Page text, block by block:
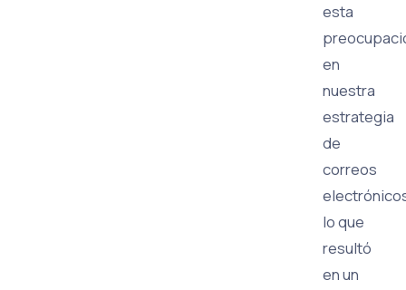
esta
en
nuestra
estrategia
de
correos
lo que
resultó
en un